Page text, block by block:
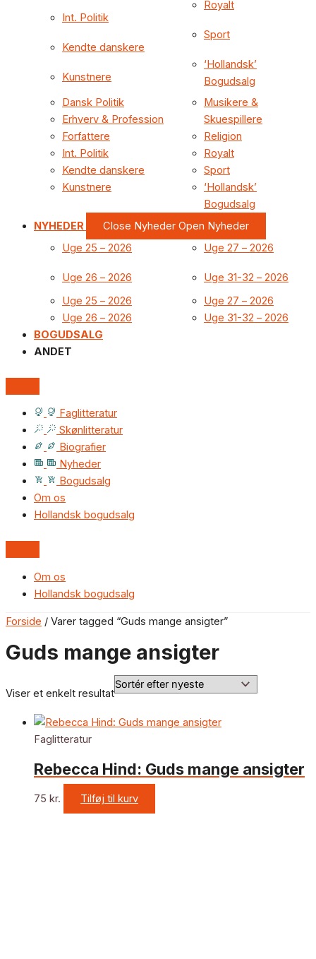
Int. Politik
Kendte danskere
Kunstnere
Royalt
Sport
‘Hollandsk’
Bogudsalg
Dansk Politik
Erhverv & Profession
Forfattere
Int. Politik
Kendte danskere
Kunstnere
Musikere &
Skuespillere
Religion
Royalt
Sport
‘Hollandsk’
Bogudsalg
NYHEDER
Close Nyheder Open Nyheder
Uge 25 – 2026
Uge 26 – 2026
Uge 27 – 2026
Uge 31-32 – 2026
Uge 25 – 2026
Uge 26 – 2026
Uge 27 – 2026
Uge 31-32 – 2026
BOGUDSALG
ANDET
Faglitteratur
Skønlitteratur
Biografier
Nyheder
Bogudsalg
Om os
Hollandsk bogudsalg
Om os
Hollandsk bogudsalg
Forside / Varer tagged “Guds mange ansigter”
Guds mange ansigter
Viser et enkelt resultat
Faglitteratur
Rebecca Hind: Guds mange ansigter
75 kr. Tilføj til kurv